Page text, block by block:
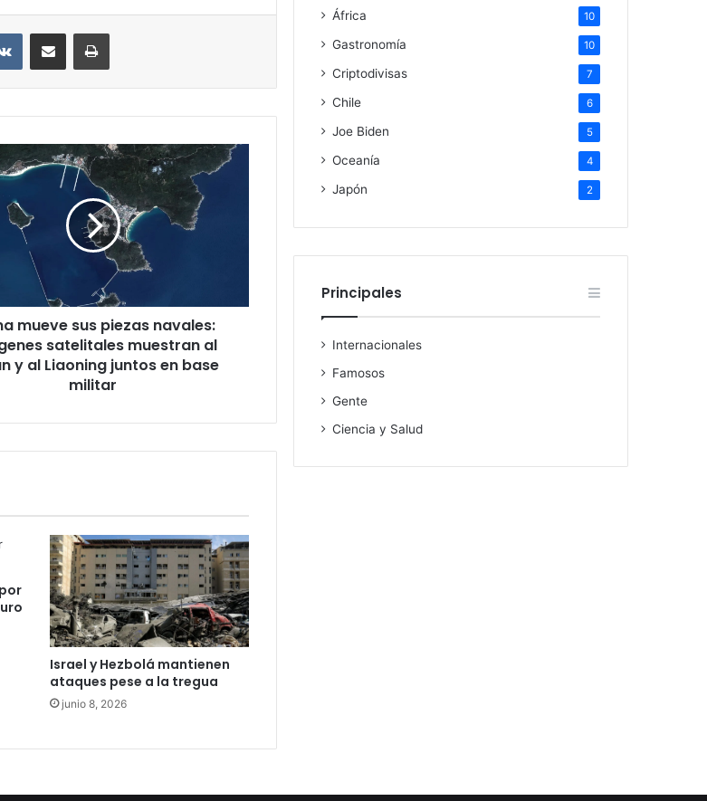
VKontakteCompartir via correo electrónicoImpresión
mueve sus piezas navales:
satelitales muestran al
y al Liaoning juntos en base
militar
Israel y Hezbolá mantienen
ataques pese a la tregua
junio 8, 2026
África 10
Gastronomía 10
Criptodivisas 7
Chile 6
Joe Biden 5
Oceanía 4
Japón 2
Principales
Internacionales
Famosos
Gente
Ciencia y Salud